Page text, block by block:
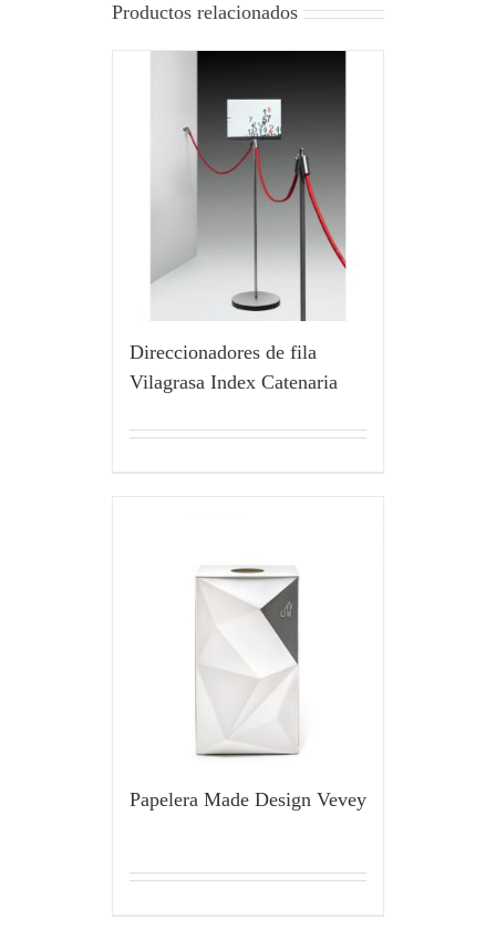
Productos relacionados
Direccionadores de fila
Vilagrasa Index Catenaria
Papelera Made Design Vevey